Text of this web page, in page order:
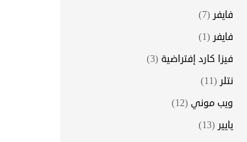
فايفر (7)
فايفر (1)
فيزا كارد إفتراضية (3)
نتلر (11)
ويب موني (12)
يايير (13)